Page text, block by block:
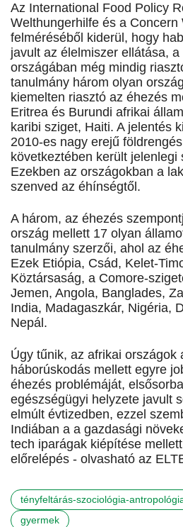
Az International Food Policy
Welthungerhilfe és a Concern
felméréséből kiderül, hogy
javult az élelmiszer ellátása,
országában még mindig
tanulmány három olyan
kiemelten riasztó az éhezés
Eritrea és Burundi afrikai
karibi sziget, Haiti. A jelentés
2010-es nagy erejű
következtében került jelenlegi
Ezekben az országokban a
szenved az éhínségtől.
A három, az éhezés
ország mellett 17 olyan
tanulmány szerzői, ahol az
Ezek Etiópia, Csád, Kelet-
Köztársaság, a Comore-
Jemen, Angola, Banglades,
India, Madagaszkár, Nigéria,
Nepál.
Úgy tűnik, az afrikai országok
háborúskodás mellett egyre
éhezés problémáját,
egészségügyi helyzete javult
elmúlt évtizedben, ezzel
Indiában a a gazdasági
tech iparágak kiépítése
előrelépés - olvasható az
tényfeltárás-szociológia-
gyermek